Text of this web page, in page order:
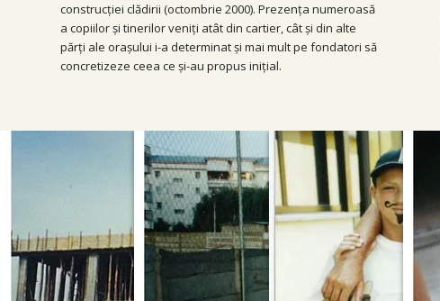
construcției clădirii (octombrie 2000). Prezența numeroasă
a copiilor şi tinerilor veniţi atât din cartier, cât şi din alte
părţi ale oraşului i-a determinat și mai mult pe fondatori să
concretizeze ceea ce și-au propus inițial.